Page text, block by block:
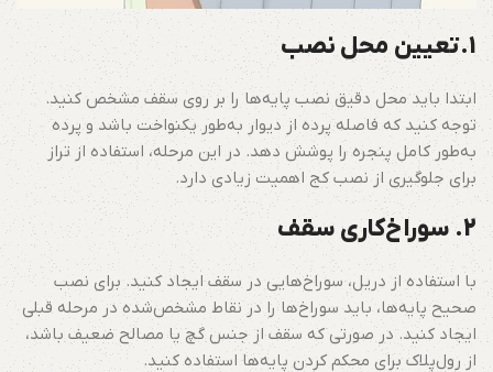
1.تعیین محل نصب
ابتدا باید محل دقیق نصب پایه‌ها را بر روی سقف مشخص کنید.
توجه کنید که فاصله پرده از دیوار به‌طور یکنواخت باشد و پرده
به‌طور کامل پنجره را پوشش دهد. در این مرحله، استفاده از تراز
برای جلوگیری از نصب کج اهمیت زیادی دارد.
2. سوراخ‌کاری سقف
با استفاده از دریل، سوراخ‌هایی در سقف ایجاد کنید. برای نصب
صحیح پایه‌ها، باید سوراخ‌ها را در نقاط مشخص‌شده در مرحله قبلی
ایجاد کنید. در صورتی که سقف از جنس گچ یا مصالح ضعیف باشد،
از رول‌پلاک برای محکم کردن پایه‌ها استفاده کنید.